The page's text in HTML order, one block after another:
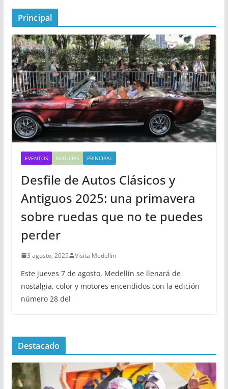
Principal
EVENTOS NOTICIAS PRINCIPAL
Desfile de Autos Clásicos y
Antiguos 2025: una primavera
sobre ruedas que no te puedes
perder
3 agosto, 2025 Visita Medellin
Este jueves 7 de agosto, Medellín se llenará de
nostalgia, color y motores encendidos con la edición
número 28 del
Destacado